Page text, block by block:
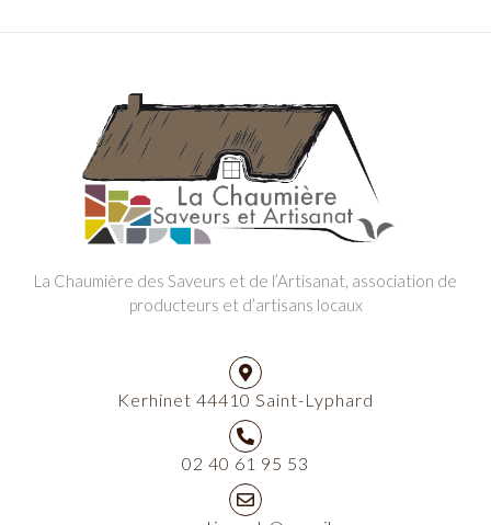
La Chaumière des Saveurs et de l’Artisanat, association de
producteurs et d’artisans locaux
Kerhinet 44410 Saint-Lyphard
02 40 61 95 53